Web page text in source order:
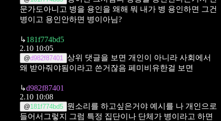
문가도아니고 병을 용인을 왜해 뭐 내가 병 용인하면 그건
병이고 용인안하면 병이아님?
↳181f774bd5
2.10 10:05
@d982f87401
상위 댓글을 보면 개인이 아니라 사회에서
왜 받아줘야됨이라고 쓴거잖음 페미비유한걸 보면
↳d982f87401
2.10 10:08
@181f774bd5 뭔소리를 하고싶은거야 예시를 나 개인으로
들어서그렇지 그럼 특정 집단이나 단체가 병이라고 하면